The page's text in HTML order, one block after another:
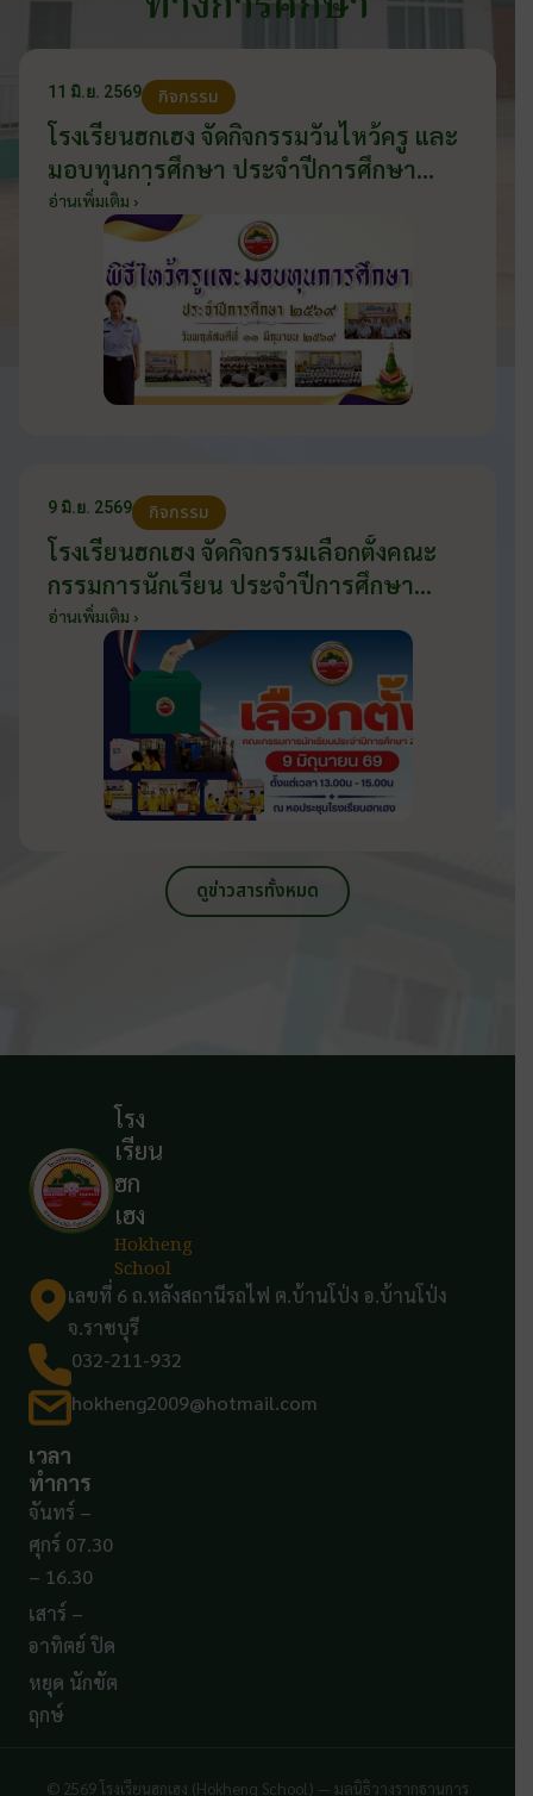
11 มิ.ย. 2569 กิจกรรม
โรงเรียนฮกเฮง จัดกิจกรรมวันไหว้ครู และ
มอบทุนการศึกษา ประจำปีการศึกษา
2569 วันที่ 11 มิถุนายน 2569
อ่านเพิ่มเติม ›
9 มิ.ย. 2569 กิจกรรม
โรงเรียนฮกเฮง จัดกิจกรรมเลือกตั้งคณะ
กรรมการนักเรียน ประจำปีการศึกษา
2569 ส่งเสริมประชาธิปไตยในโรงเรียน
วันที่ 9 มิถุนายน 2569
อ่านเพิ่มเติม ›
ดูข่าวสารทั้งหมด
โรง
เรียน
ฮก
เฮง
Hokheng
School
เลขที่ 6 ถ.หลังสถานีรถไฟ ต.บ้านโป่ง อ.บ้านโป่ง
จ.ราชบุรี
032-211-932
hokheng2009@hotmail.com
เวลา
ทำการ
จันทร์ –
ศุกร์ 07.30
– 16.30
เสาร์ –
อาทิตย์ ปิด
หยุด นักขัต
ฤกษ์
© 2569 โรงเรียนฮกเฮง (Hokheng School) — มูลนิธิวางรากฐานการ